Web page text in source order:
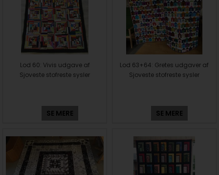
Lod 60: Vivis udgave af
Sjoveste stofreste sysler
SE MERE
Lod 63+64: Gretes udgaver af
Sjoveste stofreste sysler
SE MERE